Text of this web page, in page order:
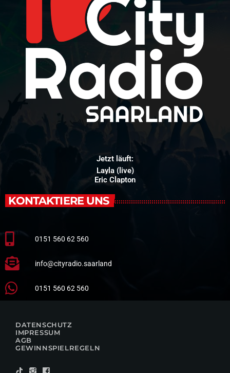
Jetzt läuft:
Layla (live)
Eric Clapton
KONTAKTIERE UNS
0151 560 62 560
info@cityradio.saarland
0151 560 62 560
DATENSCHUTZ
IMPRESSUM
AGB
GEWINNSPIELREGELN